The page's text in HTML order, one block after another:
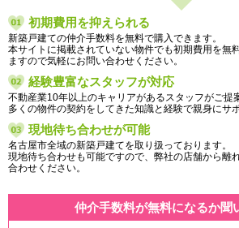
初期費用を抑えられる
新築戸建ての仲介手数料を無料で購入できます。
本サイトに掲載されていない物件でも初期費用を無
ますので気軽にお問い合わせください。
経験豊富なスタッフが対応
不動産業10年以上のキャリアがあるスタッフがご提
多くの物件の契約をしてきた知識と経験で親身にサ
現地待ち合わせが可能
名古屋市全域の新築戸建てを取り扱っております。
現地待ち合わせも可能ですので、弊社の店舗から離
合わせください。
仲介手数料が無料になるか聞